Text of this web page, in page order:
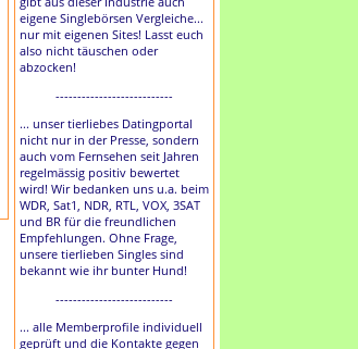
eigene Singlebörsen Vergleiche...
nur mit eigenen Sites! Lasst euch
also nicht täuschen oder
abzocken!
---------------------------
... unser tierliebes Datingportal
nicht nur in der Presse, sondern
auch vom Fernsehen seit Jahren
regelmässig positiv bewertet
wird! Wir bedanken uns u.a. beim
WDR, Sat1, NDR, RTL, VOX, 3SAT
und BR für die freundlichen
Empfehlungen. Ohne Frage,
unsere tierlieben Singles sind
bekannt wie ihr bunter Hund!
---------------------------
... alle Memberprofile individuell
geprüft und die Kontakte gegen